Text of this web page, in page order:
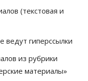
в
(текстовая и
ведут гиперссылки
из рубрики
материалы»